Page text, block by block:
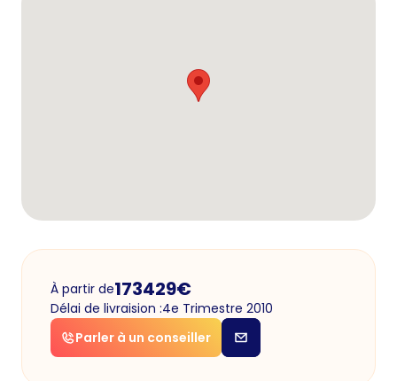
À partir de173429€
Délai de livraision :4e Trimestre 2010
Parler à un conseiller